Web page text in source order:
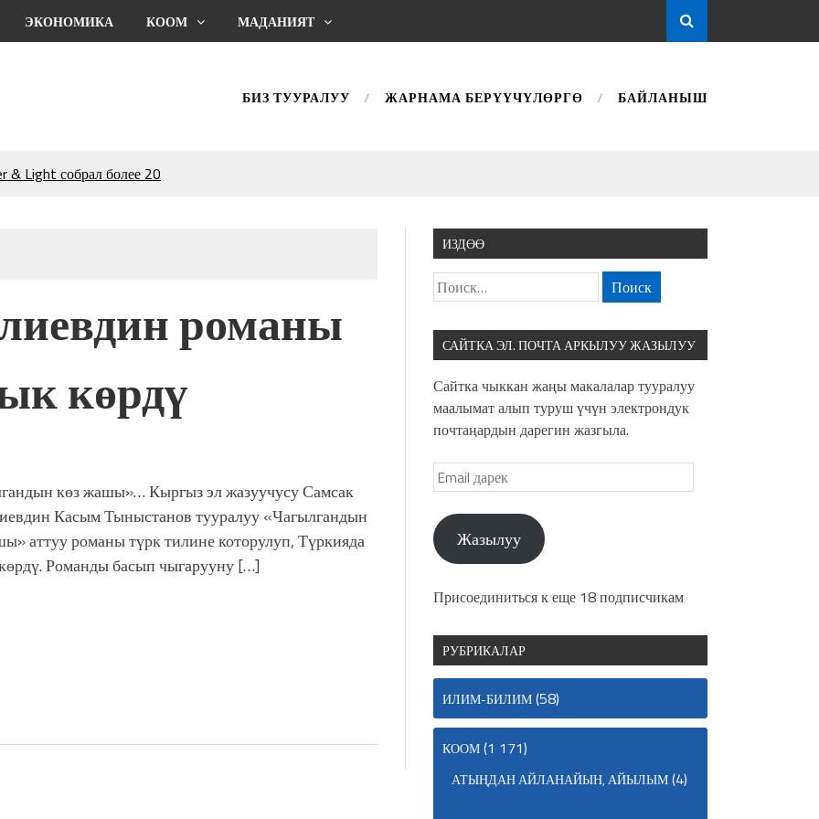
ЭКОНОМИКА КООМ МАДАНИЯТ
БИЗ ТУУРАЛУУ ЖАРНАМА БЕРҮҮЧҮЛӨРГӨ БАЙЛАНЫШ
& Light собрал более 20
шоу
сыймык жана чоң
адабият алпы чыгыш
Мээрим Мураталиева
Видео)
Тоо” журналынын
Видео)
ТҮБӨЛҮК СИМВОЛУ
фонтанды көрүү үчүн
чогулду
романы
көрдү
көз жашы»… Кыргыз эл жазуучусу Самсак
Касым Тыныстанов тууралуу «Чагылгандын
аттуу романы түрк тилине которулуп, Түркияда
Романды басып чыгарууну […]
ИЗДӨӨ
САЙТКА ЭЛ. ПОЧТА АРКЫЛУУ ЖАЗЫЛУУ
Сайтка чыккан жаңы макалалар тууралуу
маалымат алып туруш үчүн электрондук
почтаңардын дарегин жазгыла.
Жазылуу
Присоединиться к еще 18 подписчикам
РУБРИКАЛАР
ИЛИМ-БИЛИМ(58)
КООМ(1 171)
АТЫҢДАН АЙЛАНАЙЫН, АЙЫЛЫМ(4)